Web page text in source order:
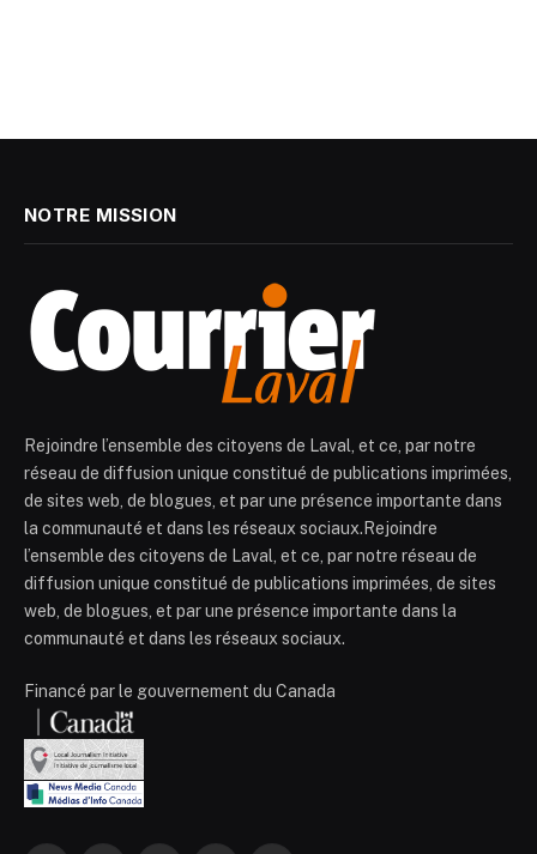
NOTRE MISSION
Rejoindre l’ensemble des citoyens de Laval, et ce, par notre
réseau de diffusion unique constitué de publications imprimées,
de sites web, de blogues, et par une présence importante dans
la communauté et dans les réseaux sociaux.Rejoindre
l’ensemble des citoyens de Laval, et ce, par notre réseau de
diffusion unique constitué de publications imprimées, de sites
web, de blogues, et par une présence importante dans la
communauté et dans les réseaux sociaux.
Financé par le gouvernement du Canada